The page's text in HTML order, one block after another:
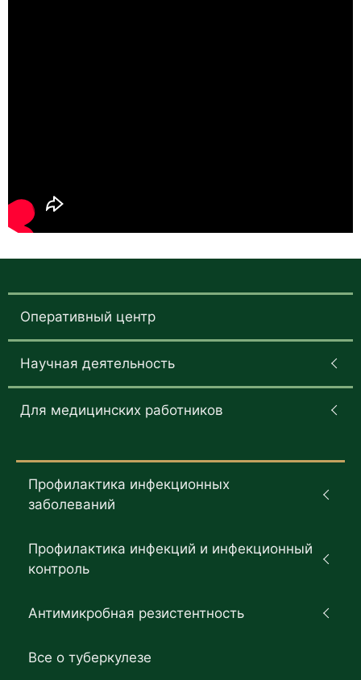
Оперативный центр
Научная деятельность
Для медицинских работников
Профилактика инфекционных
заболеваний
Профилактика инфекций и инфекционный
контроль
Антимикробная резистентность
Все о туберкулезе